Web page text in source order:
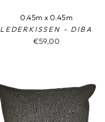
0.45m x 0.45m
LEDERKISSEN - DIBA
€59,00